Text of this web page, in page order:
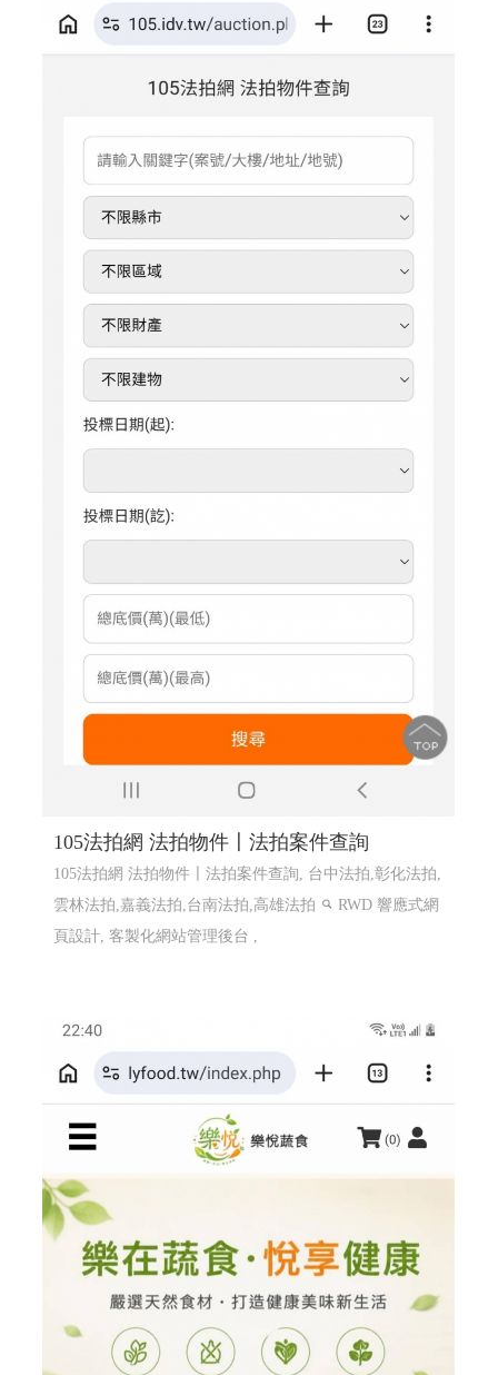
105法拍網 法拍物件〡法拍案件查詢
105法拍網 法拍物件〡法拍案件查詢, 台中法拍,彰化法拍,
雲林法拍,嘉義法拍,台南法拍,高雄法拍
RWD 響應式網
頁設計, 客製化網站管理後台 ,